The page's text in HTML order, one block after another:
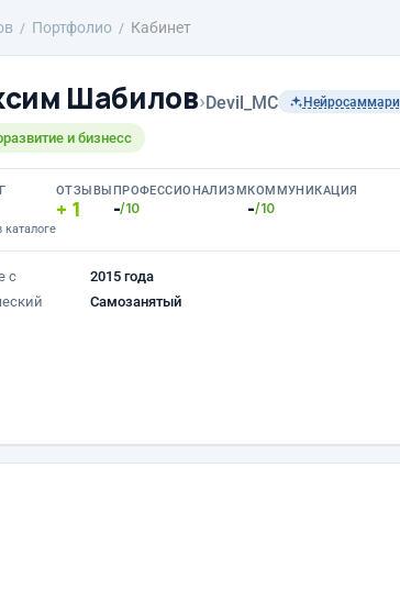
Портфолио Кабинет
Шабилов›Devil_MC Нейросаммари
и бизнесс
ОТЗЫВЫ
1
ПРОФЕССИОНАЛИЗМ
-/10
КОММУНИКАЦИЯ
-/10
с
2015 года
Самозанятый